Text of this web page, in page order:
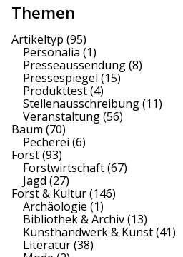
n
g
d
e
r
B
e
i
Themen
Artikeltyp (95)
Personalia (1)
Presseaussendung(8)
Pressespiegel (15)
Produkttest(4)
Stellenausschreibung(11)
Veranstaltung(56)
Baum (70)
Pecherei (6)
Forst(93)
Forstwirtschaft(67)
Jagd (27)
Forst & Kultur(146)
Archäologie (1)
Bibliothek & Archiv(13)
Kunsthandwerk & Kunst(41)
Literatur(38)